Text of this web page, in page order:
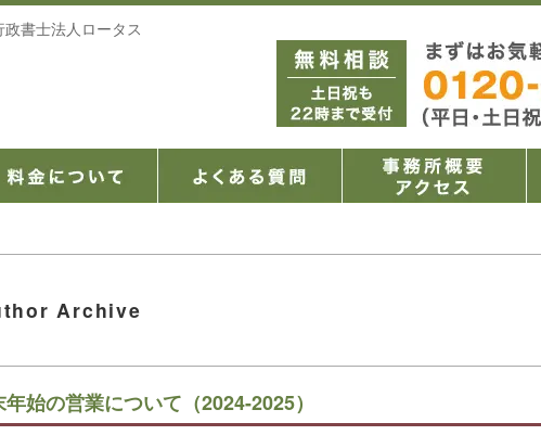
書士法人ロータス
Archive
始の営業について（2024-2025）